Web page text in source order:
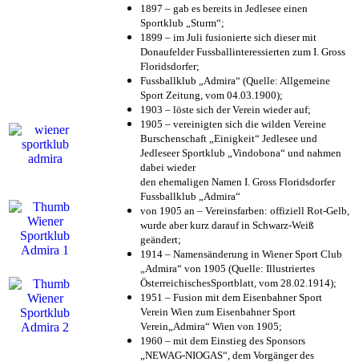
1897 – gab es bereits in Jedlesee einen
Sportklub „Sturm“;
1899 – im Juli fusionierte sich dieser mit
Donaufelder Fussballinteressierten zum I. Gross
Floridsdorfer;
Fussballklub „Admira“ (Quelle: Allgemeine
Sport Zeitung, vom 04.03.1900);
1903 – löste sich der Verein wieder auf;
1905 – vereinigten sich die wilden Vereine
Burschenschaft „Einigkeit“ Jedlesee und
Jedleseer Sportklub „Vindobona“ und nahmen
dabei wieder
den ehemaligen Namen I. Gross Floridsdorfer
Fussballklub „Admira“
von 1905 an – Vereinsfarben: offiziell Rot-Gelb,
wurde aber kurz darauf in Schwarz-Weiß
geändert;
1914 – Namensänderung in Wiener Sport Club
„Admira“ von 1905 (Quelle: Illustriertes
ÖsterreichischesSportblatt, vom 28.02.1914);
1951 – Fusion mit dem Eisenbahner Sport
Verein Wien zum Eisenbahner Sport
Verein„Admira“ Wien von 1905;
1960 – mit dem Einstieg des Sponsors
„NEWAG-NIOGAS“, dem Vorgänger des